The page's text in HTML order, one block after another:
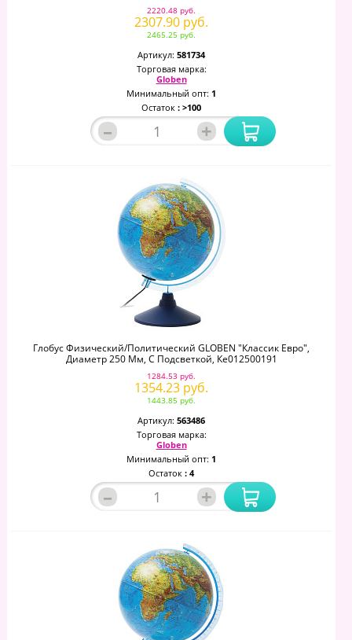
2220.48 руб.
2307.90 руб.
2465.25 руб.
Артикул: 581734
Торговая марка:
Globen
Минимальный опт: 1
Остаток : >100
– +
Глобус Физический/политический GLOBEN "Классик Евро",
Диаметр 250 Мм, С Подсветкой, Ке012500191
1284.53 руб.
1354.23 руб.
1443.85 руб.
Артикул: 563486
Торговая марка:
Globen
Минимальный опт: 1
Остаток : 4
– +